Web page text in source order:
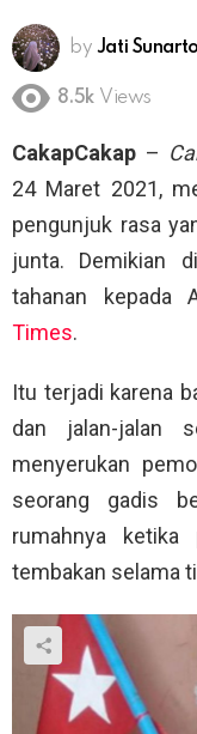
by Jati Sunarto
8.5k Views
CakapCakap –
24 Maret 2021,
pengunjuk rasa
junta. Demikian
tahanan kepada
Times.
Itu terjadi karena
dan jalan-jalan
menyerukan
seorang gadis
rumahnya ketika
tembakan selama